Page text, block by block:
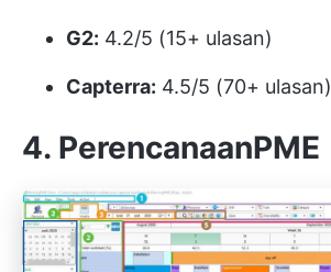
G2: 4.2/5 (15+ ulasan)
Capterra: 4.5/5 (70+ ulasan)
4. PerencanaanPME